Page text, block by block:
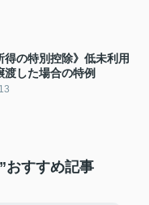
得の特別控除》低未利用
渡した場合の特例
おすすめ記事